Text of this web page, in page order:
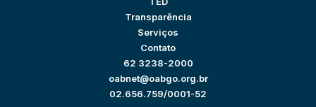
Transparência
Serviços
Contato
62 3238-2000
oabnet@oabgo.org.br
02.656.759/0001-52